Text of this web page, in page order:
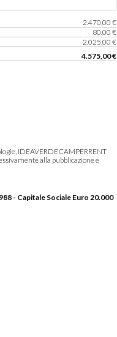
2.470,00 €
80,00 €
2.025,00 €
4.575,00 €
IDEAVERDECAMPERRENT
alla pubblicazione e
- Capitale Sociale Euro 20.000